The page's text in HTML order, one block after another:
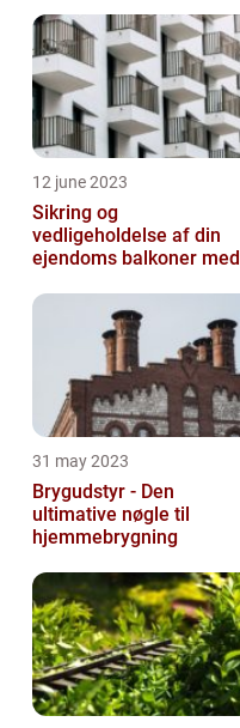
12 june 2023
Sikring og
vedligeholdelse af din
ejendoms balkoner med
31 may 2023
Brygudstyr - Den
ultimative nøgle til
hjemmebrygning